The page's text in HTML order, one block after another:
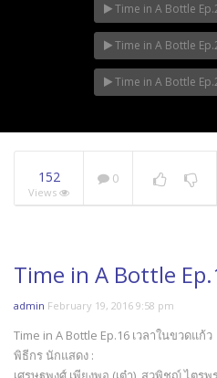
Time in A Bottle
Time in A Bottle
Time in A Bottle
152
Views
0
Time in A Bottle
admin February 19, 2016 9:58 pm
Time in A Bottle Ep.16 เวลาในขวดแก้ว
พิธีกร นักแสดง :